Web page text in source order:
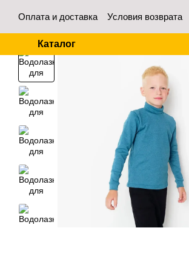
Оплата и доставка Условия возврата
Каталог